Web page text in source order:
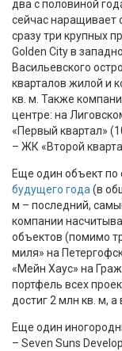
два с половиной
сейчас наращивает
сразу три крупных
Golden City в
Васильевского
кварталов жилой и
кв. м. Также
центре: на
«Первый квартал»
– ЖК «Второй
Еще один объект по
будущего года(в
м – последний,
компании
объектов (помимо
миля» на
«Мейн Хаус» на
портфель всех
достиг 2 млн кв. м, а
Еще один
– Seven Suns